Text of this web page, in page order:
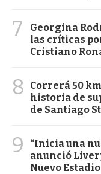
7
Georgina
las críticas
Cristiano
8
Correrá 50
historia de
de Santiago
9
“Inicia una
anunció
Nuevo